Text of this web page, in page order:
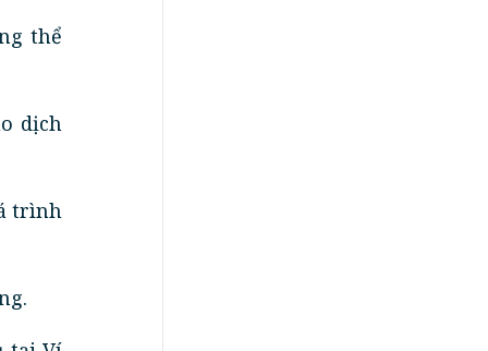
thể
dịch
trình